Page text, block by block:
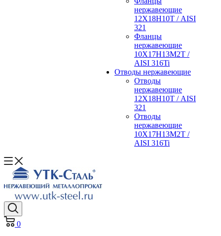
нержавеющие
12Х18Н10Т / AISI
321
Фланцы
нержавеющие
10Х17Н13М2Т /
AISI 316Ti
Отводы нержавеющие
Отводы
нержавеющие
12Х18Н10Т / AISI
321
Отводы
нержавеющие
10Х17Н13М2Т /
AISI 316Ti
0